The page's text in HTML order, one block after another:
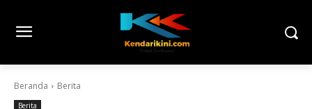
Beranda Berita
Berita